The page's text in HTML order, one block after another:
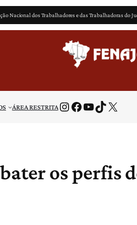
Nacional dos Trabalhadores e das Trabalhadoras do
ÁREA RESTRITAInstagram Facebook Youtube TikTok X
os perfis